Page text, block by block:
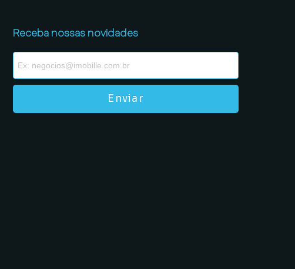
Receba nossas novidades
Enviar